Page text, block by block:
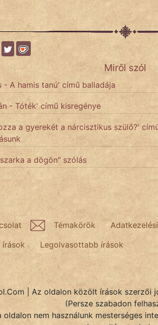
Miről szól
- A hamis tanú' című balladája
- Tóték' című kisregénye
a gyerekét a nárcisztikus szülő?'
a dögön" szólás
Témakörök
írások
Legolvasottabb írások
| Az oldalon közölt írások szerzői
(Persze szabadon
oldalon nem használunk mesterséges